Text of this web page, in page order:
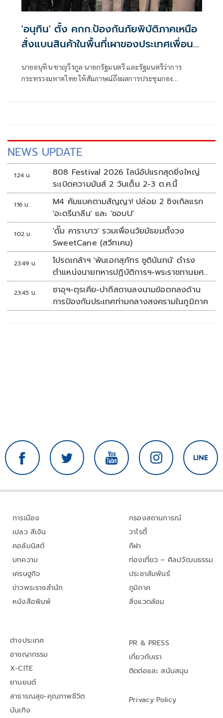
'อนุทิน' ตั้ง คกก.ป้องกันภัยพิบัติภาคเหนือ
สั่งแบนสินค้าในพื้นที่เผาของประเทศเพื่อน
นายอนุทิน ชาญวีรกูล นายกรัฐมนตรี และรัฐมนตรีว่าการ
กระทรวงมหาดไทย ให้สัมภาษณ์ถึงผลการประชุมกอง
NEWS UPDATE
1:24 น.
808 Festival 2026 ไลน์อัปแรกสุดยิ่งใหญ่
ระเบิดความมันส์ 2 วันเต็ม 2-3 ต.ค.นี้
1:16 น.
M4 คัมแบคตามสัญญา! ปล่อย 2 ซิงเกิลแรก
'อะดรีนาลีน' และ 'ชอบU'
1:02 น.
'ดั๊ม คาราบาว' รวมเพื่อนวัยมัธยมตั้งวง
SweetCane (สวีทเคน)
23:49 น.
โปรดเกล้าฯ 'พันเอกสุภัทร ชูตินันทน์' ดำรง
ตำแหน่งนายทหารปฏิบัติการฯ-พระราชทานยศ
'พลตรี'
23:45 น.
ซาอุฯ-ตุรเคีย-ปากีสถานลงนามข้อตกลงด้าน
การป้องกันประเทศท่ามกลางสงครามในภูมิภาค
การเมือง
เปลว สีเงิน
คอลัมนิสต์
บทความ
เศรษฐกิจ
ข่าวพระราชสำนัก
หนังสือพิมพ์
กรองสถานการณ์
วาไรตี้
กีฬา
ท่องเที่ยว – ศิลปวัฒนธรรม
ประชาสัมพันธ์
ภูมิภาค
สิ่งแวดล้อม
ต่างประเทศ
อาชญากรรม
X-CITE
ยานยนต์
สาธารณสุข-คุณภาพชีวิต
บันเทิง
PR & PRESS
เกี่ยวกับเรา
ติดต่อและ สนับสนุน
Privacy Policy